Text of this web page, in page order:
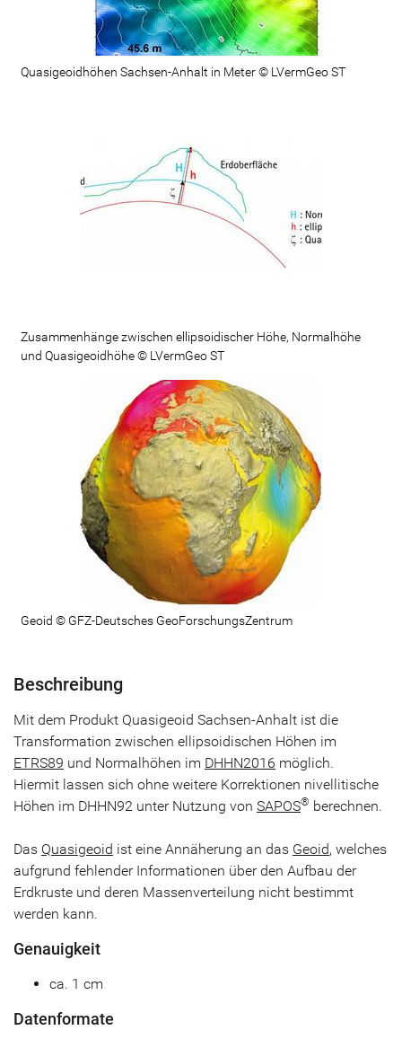
Quasigeoidhöhen Sachsen-Anhalt in Meter © LVermGeo ST
Zusammenhänge zwischen ellipsoidischer Höhe, Normalhöhe
und Quasigeoidhöhe © LVermGeo ST
Geoid © GFZ-Deutsches GeoForschungsZentrum
Beschreibung
Mit dem Produkt Quasigeoid Sachsen-Anhalt ist die
Transformation zwischen ellipsoidischen Höhen im
ETRS89 und Normalhöhen im DHHN2016 möglich.
Hiermit lassen sich ohne weitere Korrektionen nivellitische
Höhen im DHHN92 unter Nutzung von SAPOS® berechnen.
Das Quasigeoid ist eine Annäherung an das Geoid, welches
aufgrund fehlender Informationen über den Aufbau der
Erdkruste und deren Massenverteilung nicht bestimmt
werden kann.
Genauigkeit
ca. 1 cm
Datenformate